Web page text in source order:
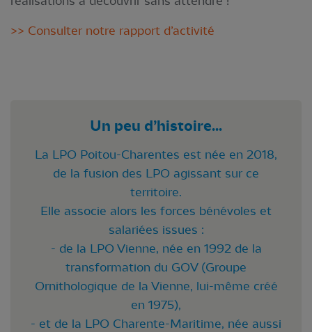
>> Consulter notre rapport d’activité
Un peu d’histoire...
La LPO Poitou-Charentes est née en 2018,
de la fusion des LPO agissant sur ce
territoire.
Elle associe alors les forces bénévoles et
salariées issues :
- de la LPO Vienne, née en 1992 de la
transformation du GOV (Groupe
Ornithologique de la Vienne, lui-même créé
en 1975),
- et de la LPO Charente-Maritime, née aussi